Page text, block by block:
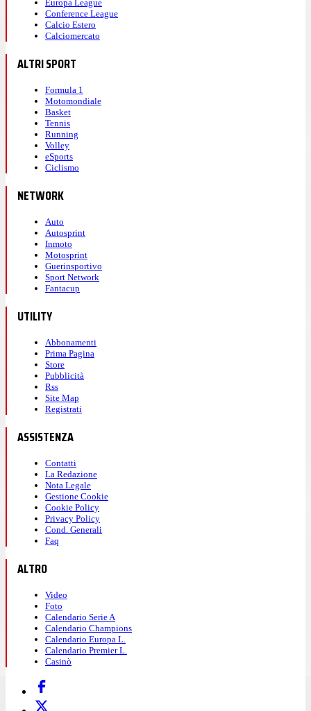
Europa League
Conference League
Calcio Estero
Calciomercato
ALTRI SPORT
Formula 1
Motomondiale
Basket
Tennis
Running
Volley
eSports
Ciclismo
NETWORK
Auto
Autosprint
Inmoto
Motosprint
Guerinsportivo
Sport Network
Fantacup
UTILITY
Abbonamenti
Prima Pagina
Store
Pubblicità
Rss
Site Map
Registrati
ASSISTENZA
Contatti
La Redazione
Nota Legale
Gestione Cookie
Cookie Policy
Privacy Policy
Cond. Generali
Faq
ALTRO
Video
Foto
Calendario Serie A
Calendario Champions
Calendario Europa L.
Calendario Premier L.
Casinò